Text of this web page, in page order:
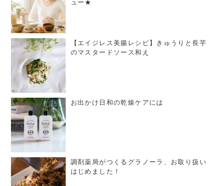
ュー★
【エイジレス美腸レシピ】きゅうりと長芋
のマスタードソース和え
お出かけ日和の乾燥ケアには
調剤薬局がつくるグラノーラ、お取り扱い
はじめました！